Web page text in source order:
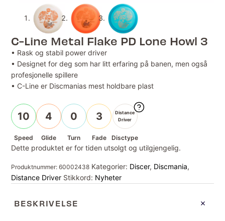
C-Line Metal Flake PD Lone Howl 3
• Rask og stabil power driver
• Designet for deg som har litt erfaring på banen, men også
profesjonelle spillere
• C-Line er Discmanias mest holdbare plast
10
Speed
4
Glide
0
Turn
3
Fade
Distance
Driver
Disctype
Dette produktet er for tiden utsolgt og utilgjengelig.
Produktnummer:60002438 Kategorier: Discer, Discmania,
Distance Driver Stikkord: Nyheter
BESKRIVELSE